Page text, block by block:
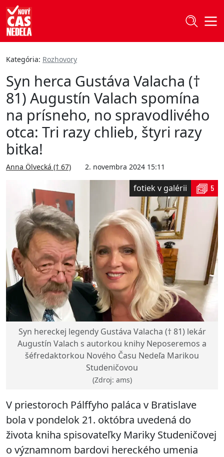
Kategória: Rozhovory
Syn herca Gustáva Valacha (†
81) Augustín Valach spomína
na prísneho, no spravodlivého
otca: Tri razy chlieb, štyri razy
bitka!
Anna Ölvecká († 67) 2. novembra 2024 15:11
fotiek v galérii 5
Syn hereckej legendy Gustáva Valacha († 81) lekár
Augustín Valach s autorkou knihy Neposeremos a
šéfredaktorkou Nového Času Nedeľa Marikou
Studeničovou
(Zdroj: ams)
V priestoroch Pálffyho paláca v Bratislave
bola v pondelok 21. októbra uvedená do
života kniha spisovateľky Mariky Studeničovej
o významnom bardovi hereckého umenia